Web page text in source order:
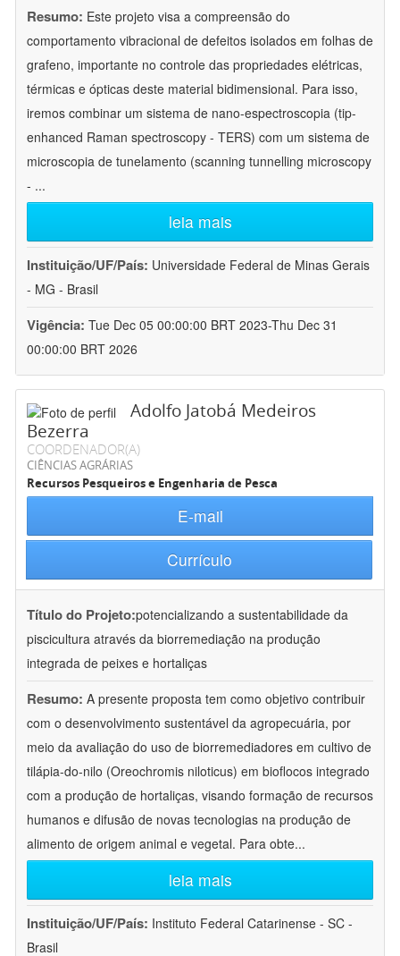
Resumo: Este projeto visa a compreensão do
comportamento vibracional de defeitos isolados em folhas de
grafeno, importante no controle das propriedades elétricas,
térmicas e ópticas deste material bidimensional. Para isso,
iremos combinar um sistema de nano-espectroscopia (tip-
enhanced Raman spectroscopy - TERS) com um sistema de
microscopia de tunelamento (scanning tunnelling microscopy
- ...
leia mais
Instituição/UF/País: Universidade Federal de Minas Gerais
- MG - Brasil
Vigência: Tue Dec 05 00:00:00 BRT 2023-Thu Dec 31
00:00:00 BRT 2026
Adolfo Jatobá Medeiros
Bezerra
COORDENADOR(A)
CIÊNCIAS AGRÁRIAS
Recursos Pesqueiros e Engenharia de Pesca
E-mail
Currículo
Título do Projeto:potencializando a sustentabilidade da
piscicultura através da biorremediação na produção
integrada de peixes e hortaliças
Resumo: A presente proposta tem como objetivo contribuir
com o desenvolvimento sustentável da agropecuária, por
meio da avaliação do uso de biorremediadores em cultivo de
tilápia-do-nilo (Oreochromis niloticus) em bioflocos integrado
com a produção de hortaliças, visando formação de recursos
humanos e difusão de novas tecnologias na produção de
alimento de origem animal e vegetal. Para obte...
leia mais
Instituição/UF/País: Instituto Federal Catarinense - SC -
Brasil